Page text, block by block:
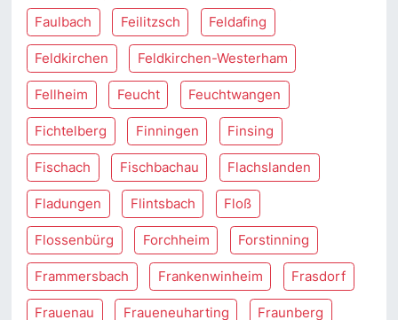
Faulbach Feilitzsch Feldafing
Feldkirchen Feldkirchen-Westerham
Fellheim Feucht Feuchtwangen
Fichtelberg Finningen Finsing
Fischach Fischbachau Flachslanden
Fladungen Flintsbach Floß
Flossenbürg Forchheim Forstinning
Frammersbach Frankenwinheim Frasdorf
Frauenau Fraueneuharting Fraunberg